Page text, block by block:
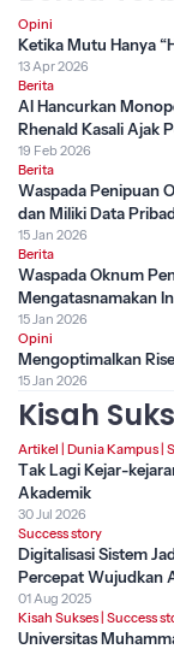
Opini
Ketika Mutu Hanya
13 Apr 2026
Berita
AI Hancurkan
Rhenald Kasali Ajak
19 Feb 2026
Berita
Waspada Penipuan
dan Miliki Data
15 Jan 2026
Berita
Waspada Oknum
Mengatasnamakan
15 Jan 2026
Opini
Mengoptimalkan
15 Jan 2026
Kisah
Artikel | Dunia Kampus |
Tak Lagi Kejar-
Akademik
30 Jul 2026
Success story
Digitalisasi Sistem
Percepat Wujudkan
01 Aug 2025
Kisah Sukses | Success
Universitas